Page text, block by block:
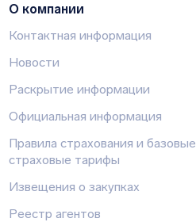
О компании
Контактная информация
Новости
Раскрытие информации
Официальная информация
Правила страхования и базовые
страховые тарифы
Извещения о закупках
Реестр агентов